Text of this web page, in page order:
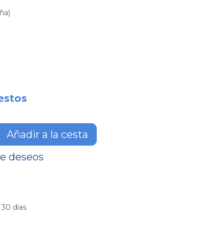
Añadir a la cesta
deseos
días